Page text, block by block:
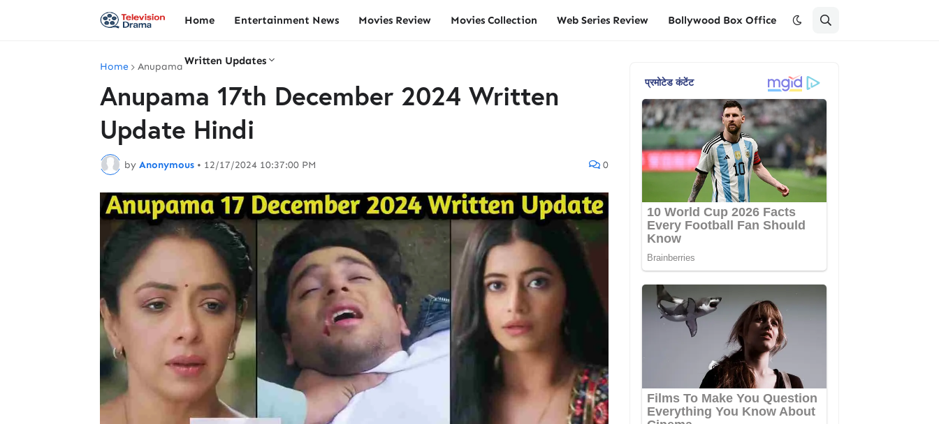
Home Entertainment News Movies Review Movies Collection Web Series Review Bollywood Box Office
Written Updates
Home Anupama
Anupama 17th December 2024 Written
Update Hindi
by Anonymous • 12/17/2024 10:37:00 PM 0